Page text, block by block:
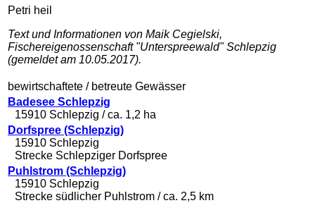
Petri heil
Text und Informationen von Maik Cegielski,
Fischereigenossenschaft "Unterspreewald" Schlepzig
(gemeldet am 10.05.2017).
bewirtschaftete / betreute Gewässer
Badesee Schlepzig
15910 Schlepzig / ca. 1,2 ha
Dorfspree (Schlepzig)
15910 Schlepzig
Strecke Schlepziger Dorfspree
Puhlstrom (Schlepzig)
15910 Schlepzig
Strecke südlicher Puhlstrom / ca. 2,5 km